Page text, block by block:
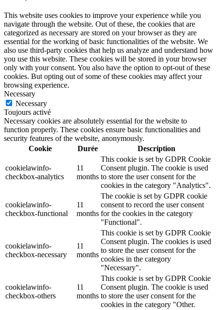
This website uses cookies to improve your experience while you
navigate through the website. Out of these, the cookies that are
categorized as necessary are stored on your browser as they are
essential for the working of basic functionalities of the website. We
also use third-party cookies that help us analyze and understand how
you use this website. These cookies will be stored in your browser
only with your consent. You also have the option to opt-out of these
cookies. But opting out of some of these cookies may affect your
browsing experience.
Necessary
Necessary
Toujours activé
Necessary cookies are absolutely essential for the website to
function properly. These cookies ensure basic functionalities and
security features of the website, anonymously.
Cookie
Durée Description
cookielawinfo-
checkbox-analytics
11
months
This cookie is set by GDPR Cookie
Consent plugin. The cookie is used
to store the user consent for the
cookies in the category "Analytics".
cookielawinfo-
checkbox-functional
11
months
The cookie is set by GDPR cookie
consent to record the user consent
for the cookies in the category
"Functional".
cookielawinfo-
checkbox-necessary
11
months
This cookie is set by GDPR Cookie
Consent plugin. The cookies is used
to store the user consent for the
cookies in the category
"Necessary".
cookielawinfo-
checkbox-others
11
months
This cookie is set by GDPR Cookie
Consent plugin. The cookie is used
to store the user consent for the
cookies in the category "Other.